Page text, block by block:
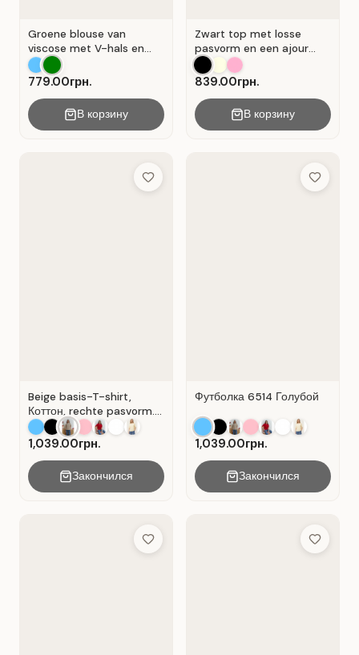
Groene blouse van
viscose met V-hals en
overslag . Groente .
779.00грн.
В корзину
Zwart top met losse
pasvorm en een ajour
kanten inzetstuk.
839.00грн.
В корзину
Add to Wish List
Beige basis-T-shirt,
Коттон, rechte pasvorm.
Beige .
1,039.00грн.
Закончился
Add to
Футболка 6514 Голубой
1,039.00грн.
Закончился
Add to Wish List Add to